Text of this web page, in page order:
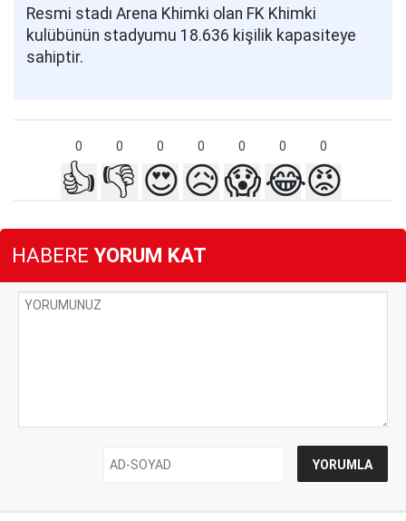
Resmi stadı Arena Khimki olan FK Khimki
kulübünün stadyumu 18.636 kişilik kapasiteye
sahiptir.
0 0 0 0 0 0 0
👍 👎 😍😥😱😂😡
HABERE YORUM KAT